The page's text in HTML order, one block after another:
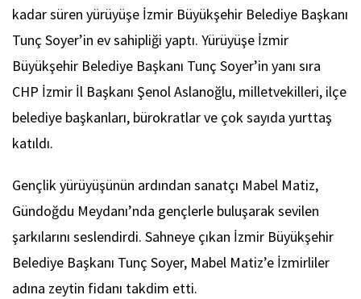
kadar süren yürüyüşe İzmir Büyükşehir Belediye Başkanı
Tunç Soyer’in ev sahipliği yaptı. Yürüyüşe İzmir
Büyükşehir Belediye Başkanı Tunç Soyer’in yanı sıra
CHP İzmir İl Başkanı Şenol Aslanoğlu, milletvekilleri, ilçe
belediye başkanları, bürokratlar ve çok sayıda yurttaş
katıldı.
Gençlik yürüyüşünün ardından sanatçı Mabel Matiz,
Gündoğdu Meydanı’nda gençlerle buluşarak sevilen
şarkılarını seslendirdi. Sahneye çıkan İzmir Büyükşehir
Belediye Başkanı Tunç Soyer, Mabel Matiz’e İzmirliler
adına zeytin fidanı takdim etti.